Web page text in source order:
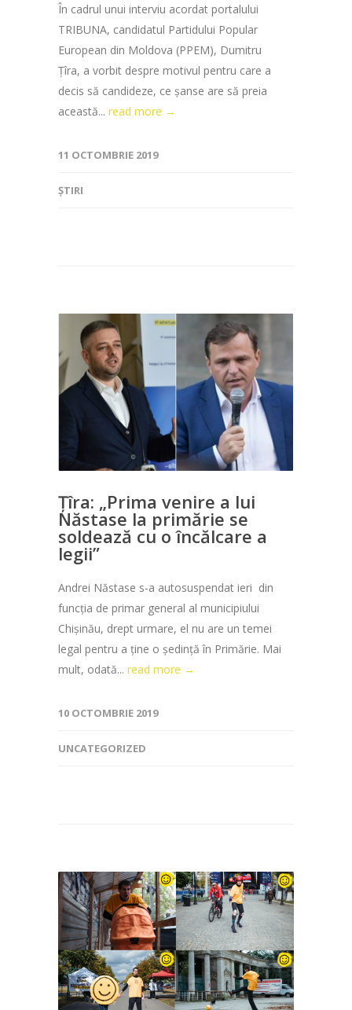
În cadrul unui interviu acordat portalului
TRIBUNA, candidatul Partidului Popular
European din Moldova (PPEM), Dumitru
Țîra, a vorbit despre motivul pentru care a
decis să candideze, ce șanse are să preia
această... read more →
11 OCTOMBRIE 2019
ȘTIRI
Țîra: „Prima venire a lui
Năstase la primărie se
soldează cu o încălcare a
legii”
Andrei Năstase s-a autosuspendat ieri din
funcția de primar general al municipiului
Chișinău, drept urmare, el nu are un temei
legal pentru a ține o ședință în Primărie. Mai
mult, odată... read more →
10 OCTOMBRIE 2019
UNCATEGORIZED